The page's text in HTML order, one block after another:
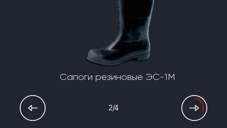
2/4
Сапоги резиновые ЭС-1М